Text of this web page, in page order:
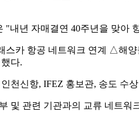
내년 자매결연 40주년을 맞아
스카 항공 네트워크 연계 △해
다.
천신항, IFEZ 홍보관, 송도 수
및 관련 기관과의 교류 네트